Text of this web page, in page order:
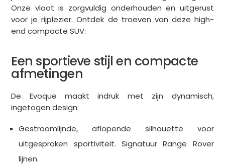
Onze vloot is zorgvuldig onderhouden en uitgerust
voor je rijplezier. Ontdek de troeven van deze high-
end compacte SUV:
Een sportieve stijl en compacte
afmetingen
De Evoque maakt indruk met zijn dynamisch,
ingetogen design:
Gestroomlijnde, aflopende silhouette voor
uitgesproken sportiviteit. Signatuur Range Rover
lijnen.